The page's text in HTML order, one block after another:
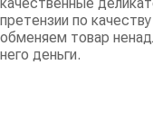
претензии по
обменяем товар
него деньги.